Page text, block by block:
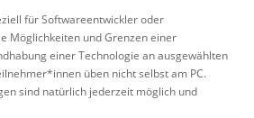
für Softwareentwickler oder
Möglichkeiten und Grenzen einer
einer Technologie an ausgewählten
üben nicht selbst am PC.
sind natürlich jederzeit möglich und